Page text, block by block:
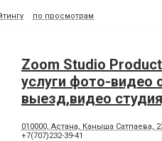
по просмотрам
Zoom Studio
услуги фото-видео
выезд,видео
010000, Астана, Каныша Сатпаева,
+7(707)232-39-41